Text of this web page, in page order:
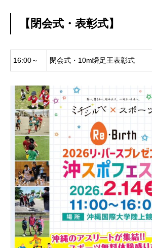
【閉会式・表彰式】
16:00～ 閉会式・10m瞬足王表彰式